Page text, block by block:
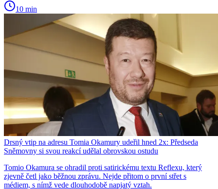
10 min
Drsný vtip na adresu Tomia Okamury udeřil hned 2x: Předseda
Sněmovny si svou reakcí udělal obrovskou ostudu
Tomio Okamura se ohradil proti satirickému textu Reflexu, který
zjevně četl jako běžnou zprávu. Nejde přitom o první střet s
médiem, s nímž vede dlouhodobě napjatý vztah.